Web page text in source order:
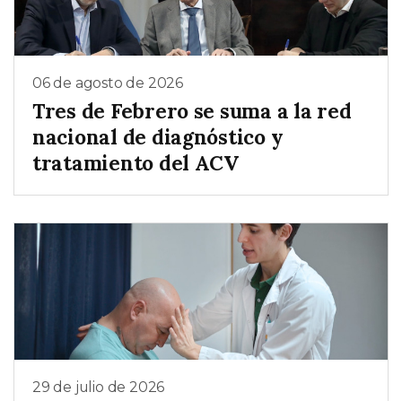
06 de agosto de 2026
Tres de Febrero se suma a la red
nacional de diagnóstico y
tratamiento del ACV
29 de julio de 2026